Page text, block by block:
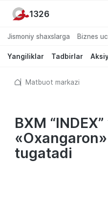
Jismoniy shaxslarga Biznes
Yangiliklar Tadbirlar
1326
Matbuot markazi
BXM
tugatadi